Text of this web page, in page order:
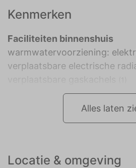
Kenmerken
Faciliteiten binnenshuis
warmwatervoorziening:
verplaatsbare electrische
Alles laten
Locatie & omgeving